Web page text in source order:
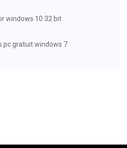
windows 10 32 bit
pc gratuit windows 7